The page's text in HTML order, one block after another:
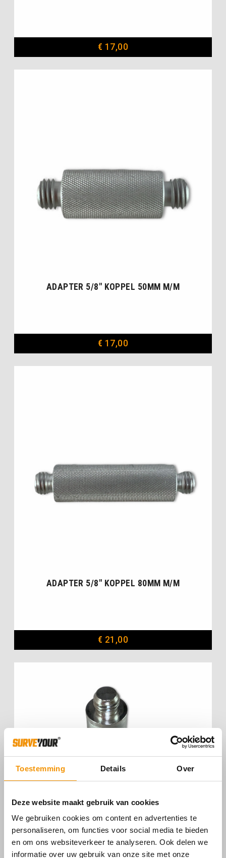
Toestemming Details Over
Deze website maakt gebruik van cookies
We gebruiken cookies om content en advertenties te
personaliseren, om functies voor social media te bieden
en om ons websiteverkeer te analyseren. Ook delen we
informatie over uw gebruik van onze site met onze
€ 17,00
ADAPTER 5/8″ KOPPEL 50MM M/M
€ 17,00
ADAPTER 5/8″ KOPPEL 80MM M/M
€ 21,00